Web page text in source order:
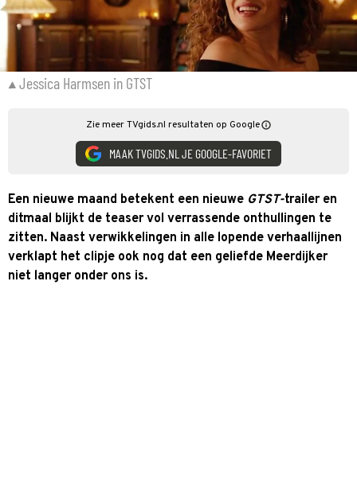
Jessica Harmsen in GTST
Zie meer TVgids.nl resultaten op Google
MAAK TVGIDS.NL JE GOOGLE-FAVORIET
Een nieuwe maand betekent een nieuwe GTST-trailer en
ditmaal blijkt de teaser vol verrassende onthullingen te
zitten. Naast verwikkelingen in alle lopende verhaallijnen
verklapt het clipje ook nog dat een geliefde Meerdijker
niet langer onder ons is.